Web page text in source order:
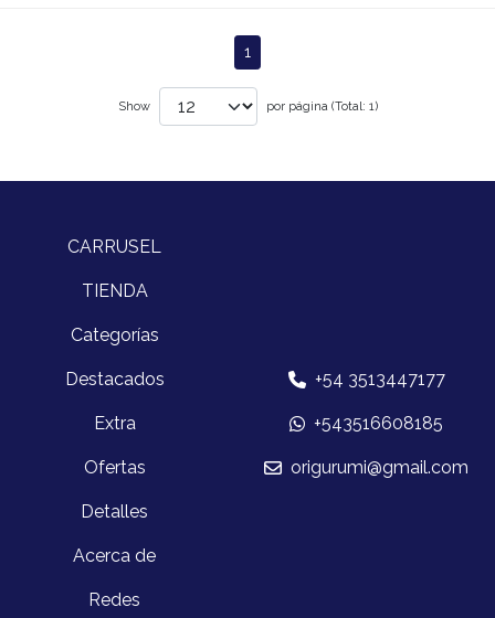
1
Show por página (Total: 1)
CARRUSEL
TIENDA
Categorías
Destacados
Extra
Ofertas
Detalles
Acerca de
Redes
+54 3513447177
+543516608185
origurumi@gmail.com